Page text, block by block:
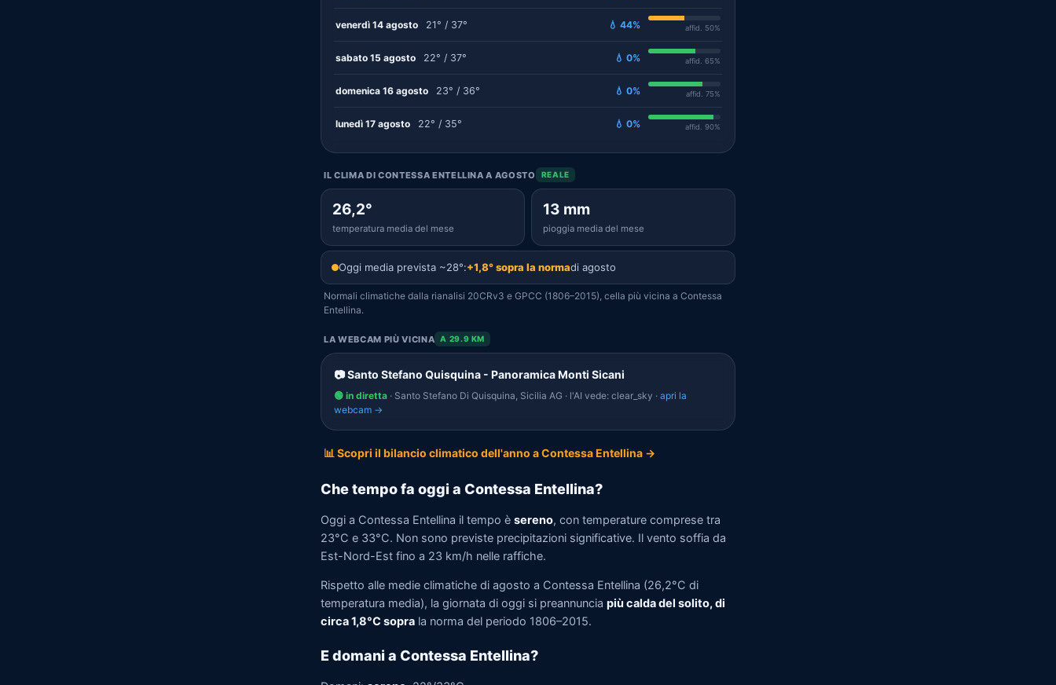
venerdì 14 agosto 21° / 37° 💧 44% affid. 50%
sabato 15 agosto 22° / 37° 💧 0% affid. 65%
domenica 16 agosto 23° / 36° 💧 0% affid. 75%
lunedì 17 agosto 22° / 35° 💧 0% affid. 90%
IL CLIMA DI CONTESSA ENTELLINA A AGOSTO REALE
26,2°
temperatura media del mese
13 mm
pioggia media del mese
Oggi media prevista ~28°:+1,8° sopra la normadi agosto
Normali climatiche dalla rianalisi 20CRv3 e GPCC (1806–2015), cella più vicina a Contessa
Entellina.
LA WEBCAM PIÙ VICINA A 29.9 KM
📷 Santo Stefano Quisquina - Panoramica Monti Sicani
🟢 in diretta · Santo Stefano Di Quisquina, Sicilia AG · l'AI vede: clear_sky · apri la
webcam →
📊 Scopri il bilancio climatico dell'anno a Contessa Entellina →
Che tempo fa oggi a Contessa Entellina?
Oggi a Contessa Entellina il tempo è sereno, con temperature comprese tra
23°C e 33°C. Non sono previste precipitazioni significative. Il vento soffia da
Est-Nord-Est fino a 23 km/h nelle raffiche.
Rispetto alle medie climatiche di agosto a Contessa Entellina (26,2°C di
temperatura media), la giornata di oggi si preannuncia più calda del solito, di
circa 1,8°C sopra la norma del periodo 1806–2015.
E domani a Contessa Entellina?